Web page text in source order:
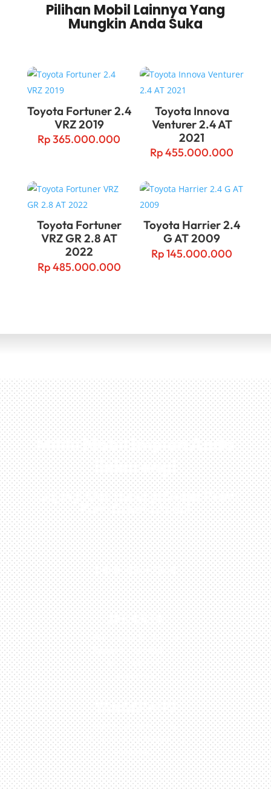
Pilihan Mobil Lainnya Yang
Mungkin Anda Suka
Toyota Fortuner 2.4
VRZ 2019
Rp365.000.000
Toyota Innova
Venturer 2.4 AT
2021
Rp455.000.000
Toyota Fortuner
VRZ GR 2.8 AT
2022
Rp485.000.000
Toyota Harrier 2.4
G AT 2009
Rp145.000.000
Miliki Mobil Impian Anda
Sekarang!
Kunjungi Atau Hubungi Dealer Resmi
Kami Di Kota Anda!
0813-1054-7548
JAKARTA
Perumahan Boulevard
Taman Surya 3 Blok h2,
No.27, Jakarta –
Indonesia
TANGERANG
Husein Sastra Negara,
No.8 Jurumudi Tangerang
– Indonesia